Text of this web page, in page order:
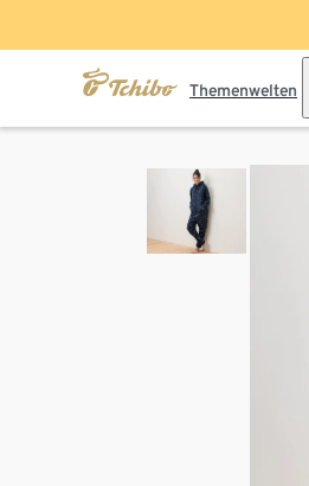
Themenwelten